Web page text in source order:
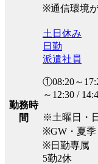
※通信環境
勤務時
間
土日休み
日勤
派遣社員
①08:20～
～12:30 /
※土曜日・
※GW・夏季
※日勤専属
5勤2休